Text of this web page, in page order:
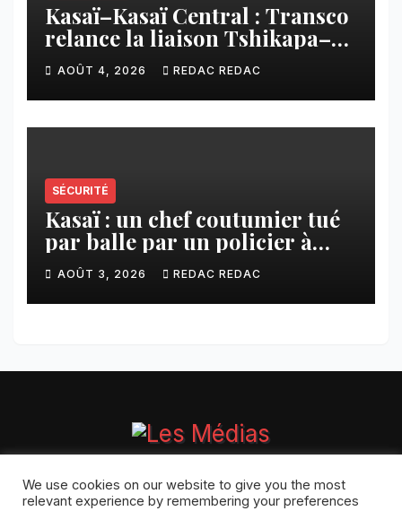
Kasaï–Kasaï Central : Transco
relance la liaison Tshikapa–
Tshiamu pour faciliter les
échanges
AOÛT 4, 2026 REDAC REDAC
SÉCURITÉ
Kasaï : un chef coutumier tué
par balle par un policier à
Kamuesha, la tension monte
AOÛT 3, 2026 REDAC REDAC
We use cookies on our website to give you the most
relevant experience by remembering your preferences